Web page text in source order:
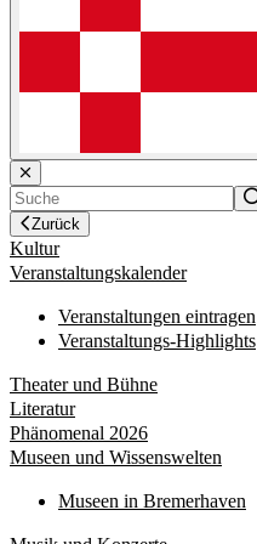
Zurück
Kultur
Veranstaltungskalender
Veranstaltungen eintragen
Veranstaltungs-Highlights
Theater und Bühne
Literatur
Phänomenal 2026
Museen und Wissenswelten
Museen in Bremerhaven